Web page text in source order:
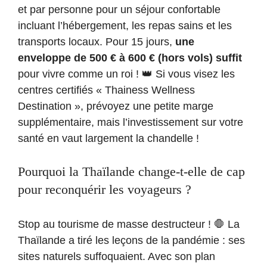
et par personne pour un séjour confortable
incluant l’hébergement, les repas sains et les
transports locaux. Pour 15 jours, une
enveloppe de 500 € à 600 € (hors vols) suffit
pour vivre comme un roi ! 👑 Si vous visez les
centres certifiés « Thainess Wellness
Destination », prévoyez une petite marge
supplémentaire, mais l’investissement sur votre
santé en vaut largement la chandelle !
Pourquoi la Thaïlande change-t-elle de cap
pour reconquérir les voyageurs ?
Stop au tourisme de masse destructeur ! 🛑 La
Thaïlande a tiré les leçons de la pandémie : ses
sites naturels suffoquaient. Avec son plan